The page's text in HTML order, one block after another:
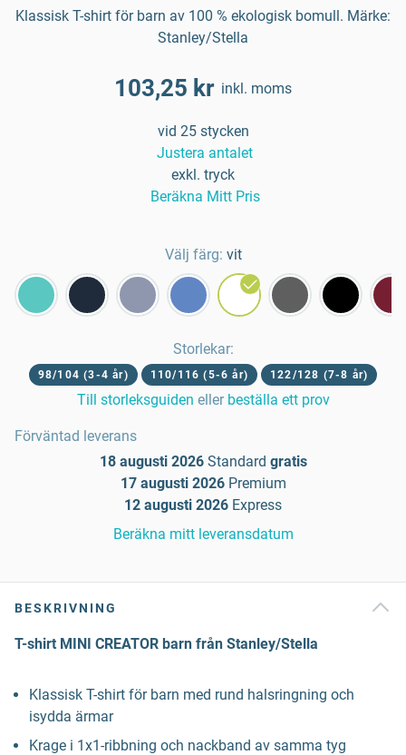
Klassisk T-shirt för barn av 100 % ekologisk bomull. Märke:
Stanley/Stella
103,25 kr inkl. moms
vid 25 stycken
Justera antalet
exkl. tryck
Beräkna Mitt Pris
Välj färg: vit
Storlekar:
98/104 (3-4 år) 110/116 (5-6 år) 122/128 (7-8 år)
Till storleksguiden eller beställa ett prov
Förväntad leverans
18 augusti 2026 Standard gratis
17 augusti 2026 Premium
12 augusti 2026 Express
Beräkna mitt leveransdatum
BESKRIVNING
T-shirt MINI CREATOR barn från Stanley/Stella
Klassisk T-shirt för barn med rund halsringning och
isydda ärmar
Krage i 1x1-ribbning och nackband av samma tyg